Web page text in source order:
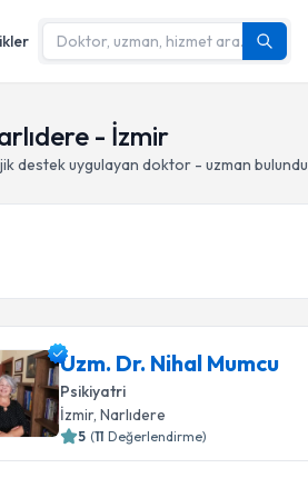
- İzmir
destekuygulayan doktor - uzman bulundu
Uzm. Dr. Nihal Mumcu
Psikiyatri
İzmir, Narlıdere
5 (11 Değerlendirme)